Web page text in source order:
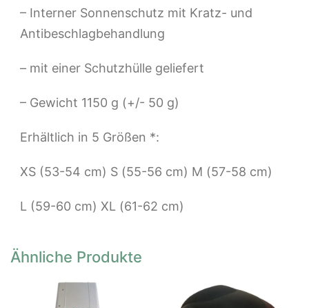
– Interner Sonnenschutz mit Kratz- und
Antibeschlagbehandlung
– mit einer Schutzhülle geliefert
– Gewicht 1150 g (+/- 50 g)
Erhältlich in 5 Größen *:
XS (53-54 cm) S (55-56 cm) M (57-58 cm)
L (59-60 cm) XL (61-62 cm)
Ähnliche Produkte